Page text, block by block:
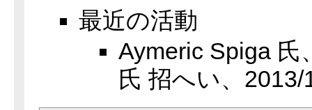
最近の活動
Aymeric Spiga 氏
氏 招へい、2013/